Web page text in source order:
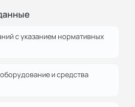
с указанием нормативных
и средства